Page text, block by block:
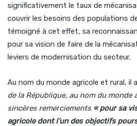
significativement le taux de
couvrir les besoins des populations
témoigné à cet effet, sa
pour sa vision de faire de la
leviers de modernisation du secteur.
Au nom du monde agricole et rural, il
de la République, au nom du monde
sincères remerciements « pour sa
agricole dont l’un des objectifs